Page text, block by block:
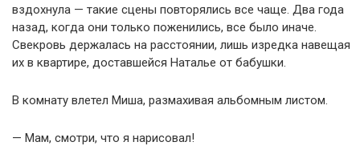
вздохнула — такие сцены повторялись все чаще. Два года
назад, когда они только поженились, все было иначе.
Свекровь держалась на расстоянии, лишь изредка навещая
их в квартире, доставшейся Наталье от бабушки.
В комнату влетел Миша, размахивая альбомным листом.
— Мам, смотри, что я нарисовал!